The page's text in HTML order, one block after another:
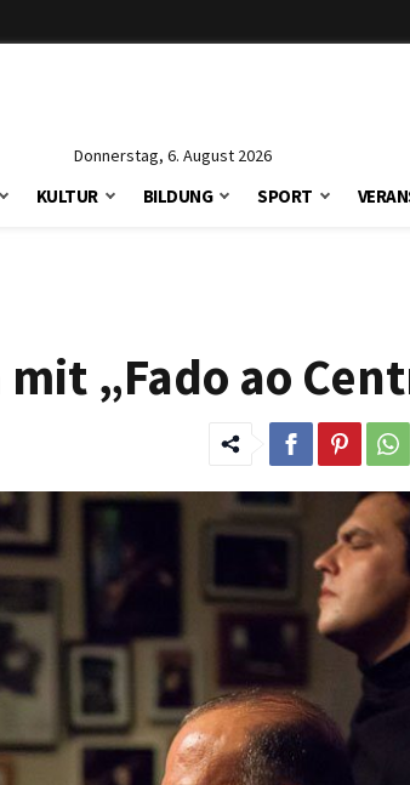
Donnerstag, 6. August 2026
KULTUR BILDUNG SPORT
„Fado ao